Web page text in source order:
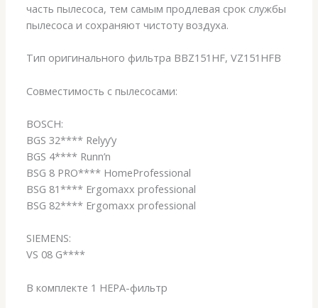
часть пылесоса, тем самым продлевая срок службы
пылесоса и сохраняют чистоту воздуха.
Тип оригинального фильтра BBZ151HF, VZ151HFB
Совместимость с пылесосами:
BOSCH:
BGS 32**** Relyy’y
BGS 4**** Runn’n
BSG 8 PRO**** HomeProfessional
BSG 81**** Ergomaxx professional
BSG 82**** Ergomaxx professional
SIEMENS:
VS 08 G****
В комплекте 1 HEPA-фильтр